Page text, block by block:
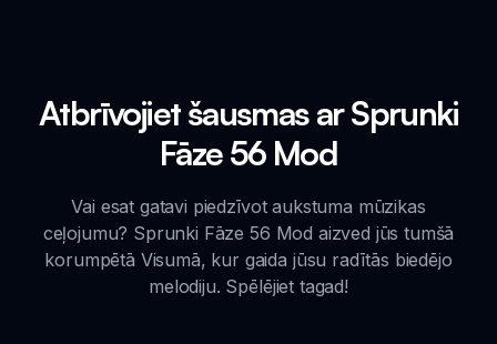
Atbrīvojiet šausmas ar Sprunki
Fāze 56 Mod
Vai esat gatavi piedzīvot aukstuma mūzikas
ceļojumu? Sprunki Fāze 56 Mod aizved jūs tumšā
korumpētā Visumā, kur gaida jūsu radītās biedējo
melodiju. Spēlējiet tagad!